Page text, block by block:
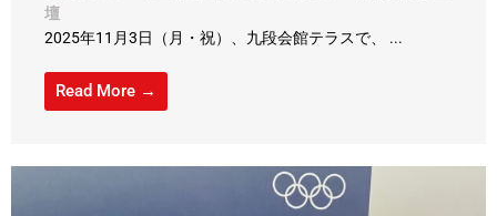
壇
2025年11月3日（月・祝）、九段会館テラスで、 ...
Read More →